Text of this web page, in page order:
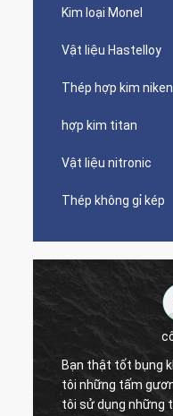
Kim loại Monel
Vật liệu Hastelloy
Thép hợp kim niken
hợp kim titan
Vật liệu nitronic
Thép không gỉ kép
khi cung cấp cho chúng
gương 304 rất tốt. Chúng
tấm này để làm thang